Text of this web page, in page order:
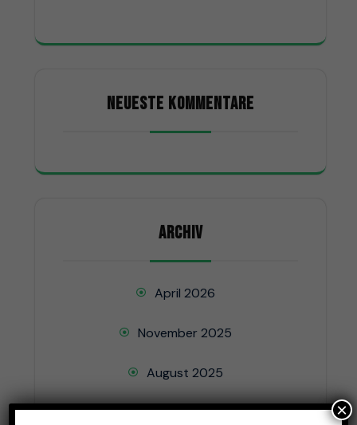
NEUESTE KOMMENTARE
ARCHIV
April 2026
November 2025
August 2025
Juni 2025
×